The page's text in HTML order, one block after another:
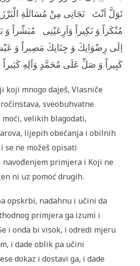
تَوَلَّ اَنْتَ
نَجَاتِى مِنْ مُسَائَلَةِ
مُنْكَراً وَ نَكِيراً وَاَرِعَيْنِى
مُبَشِّراً وَ
اِلَى رِضْوَانِكَ وَ جِنَانِكَ مَصِيراً وَ
كَبِيراً وَ صَلِّ عَلَى مُحَمَّدٍ وَآلِهِ كَثِيراً
koji mnogo daješ, Vlasniče
sveobuhvatne
velikih blagodati,
lijepih obećanja i obilnih
se ne možeš opisati
primjera i Koji ne
ni uz pomoć drugih.
opskrbi, nadahnu i učini da
primjera ga izumi i
i onda bi visok, i odredi mjeru
i dade oblik pa učini
dokaz i dostavi ga, i dade